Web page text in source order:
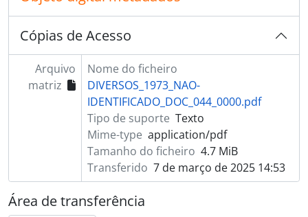
Cópias de Acesso
Arquivo
matriz
Nome do ficheiro
DIVERSOS_1973_NAO-
IDENTIFICADO_DOC_044_0000.pdf
Tipo de suporte Texto
Mime-type application/pdf
Tamanho do ficheiro 4.7 MiB
Transferido 7 de março de 2025 14:53
Área de transferência